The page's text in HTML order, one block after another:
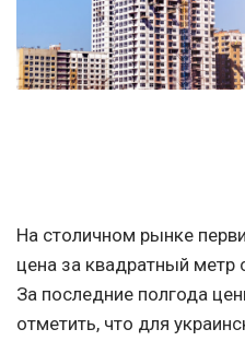
На столичном рынке
цена за квадратный метр
За последние полгода
отметить, что для